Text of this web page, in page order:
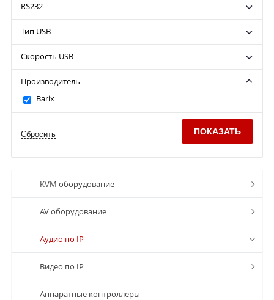
RS232
Тип USB
Скорость USB
Производитель
Barix
KVM оборудование
AV оборудование
Аудио по IP
Видео по IP
Аппаратные контроллеры